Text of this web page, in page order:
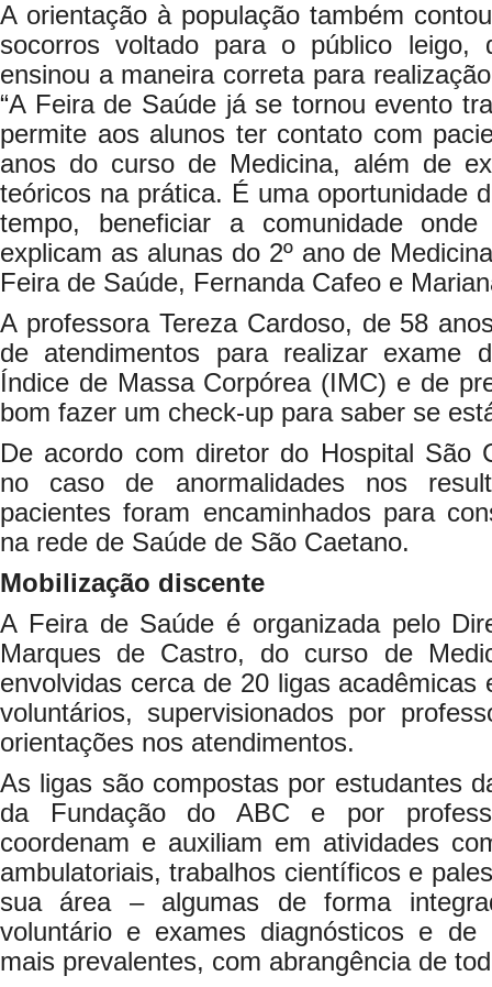
A orientação à população também
socorros voltado para o público leigo,
ensinou a maneira correta para
“A Feira de Saúde já se tornou evento
permite aos alunos ter contato com
anos do curso de Medicina, além de
teóricos na prática. É uma oportunidade
tempo, beneficiar a comunidade
explicam as alunas do 2º ano de
Feira de Saúde, Fernanda Cafeo e
A professora Tereza Cardoso, de 58
de atendimentos para realizar exame
Índice de Massa Corpórea (IMC) e de
bom fazer um check-up para saber se
De acordo com diretor do Hospital São
no caso de anormalidades nos
pacientes foram encaminhados para
na rede de Saúde de São Caetano.
Mobilização discente
A Feira de Saúde é organizada pelo
Marques de Castro, do curso de
envolvidas cerca de 20 ligas acadêmicas
voluntários, supervisionados por
orientações nos atendimentos.
As ligas são compostas por estudantes
da Fundação do ABC e por
coordenam e auxiliam em atividades
ambulatoriais, trabalhos científicos e
sua área – algumas de forma
voluntário e exames diagnósticos e de
mais prevalentes, com abrangência de